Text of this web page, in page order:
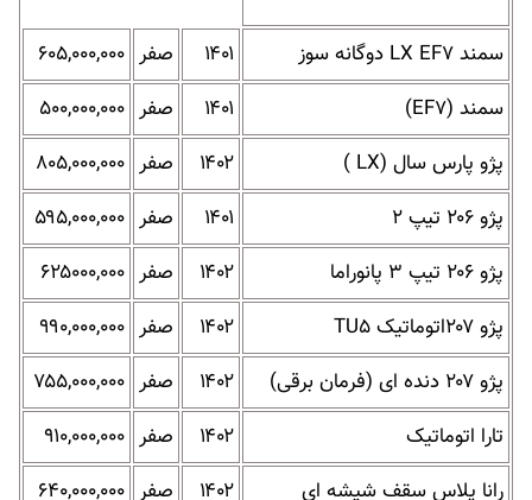
سمند LX EF۷ دوگانه سوز ۱۴۰۱ صفر ۶۰۵,۰۰۰,۰۰۰
سمند (EF۷)
۱۴۰۱ صفر ۵۰۰,۰۰۰,۰۰۰
پژو پارس سال (LX )
۱۴۰۲ صفر ۸۰۵,۰۰۰,۰۰۰
پژو ۲۰۶ تیپ ۲
۱۴۰۱ صفر ۵۹۵,۰۰۰,۰۰۰
پژو ۲۰۶ تیپ ۳ پانوراما
۱۴۰۲ صفر ۶۲۵۰۰۰,۰۰۰
پژو ۲۰۷اتوماتیک TU۵
۱۴۰۲ صفر ۹۹۰,۰۰۰,۰۰۰
پژو ۲۰۷ دنده ای (فرمان برقی)
۱۴۰۲ صفر ۷۵۵,۰۰۰,۰۰۰
تارا اتوماتیک
۱۴۰۲ صفر ۹۱۰,۰۰۰,۰۰۰
رانا پلاس سقف شیشه ای
۱۴۰۲ صفر ۶۴۰,۰۰۰,۰۰۰